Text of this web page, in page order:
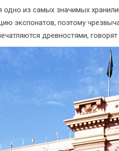
из самых значимых
экспонатов, поэтому
древностями,